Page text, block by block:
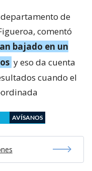
de
comentó
bajado en un
y eso da cuenta
cuando el
AVÍSANOS